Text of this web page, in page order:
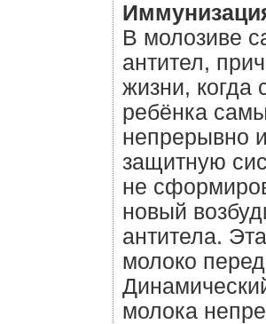
В молозиве
антител,
жизни, когда
ребёнка
непрерывно
защитную
не
новый
антитела.
молоко
молока